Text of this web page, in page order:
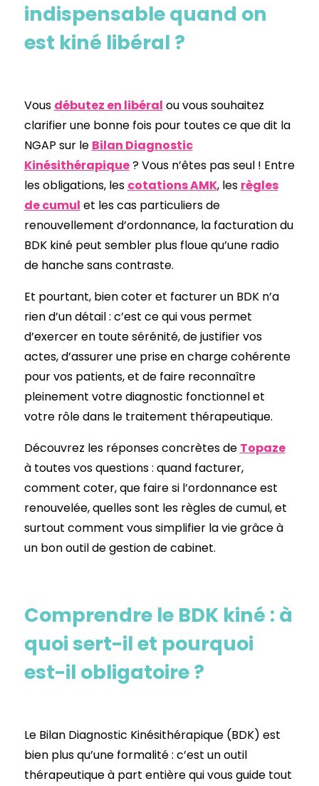
indispensable quand on
est kiné libéral ?
Vous débutez en libéral ou vous souhaitez
clarifier une bonne fois pour toutes ce que dit la
NGAP sur le Bilan Diagnostic
Kinésithérapique? Vous n’êtes pas seul ! Entre
les obligations, les cotations AMK, les règles
de cumul et les cas particuliers de
renouvellement d’ordonnance, la facturation du
BDK kiné peut sembler plus floue qu’une radio
de hanche sans contraste.
Et pourtant, bien coter et facturer un BDK n’a
rien d’un détail : c’est ce qui vous permet
d’exercer en toute sérénité, de justifier vos
actes, d’assurer une prise en charge cohérente
pour vos patients, et de faire reconnaître
pleinement votre diagnostic fonctionnel et
votre rôle dans le traitement thérapeutique.
Découvrez les réponses concrètes de Topaze
à toutes vos questions : quand facturer,
comment coter, que faire si l’ordonnance est
renouvelée, quelles sont les règles de cumul, et
surtout comment vous simplifier la vie grâce à
un bon outil de gestion de cabinet.
Comprendre le BDK kiné : à
quoi sert-il et pourquoi
est-il obligatoire ?
Le Bilan Diagnostic Kinésithérapique (BDK) est
bien plus qu’une formalité : c’est un outil
thérapeutique à part entière qui vous guide tout